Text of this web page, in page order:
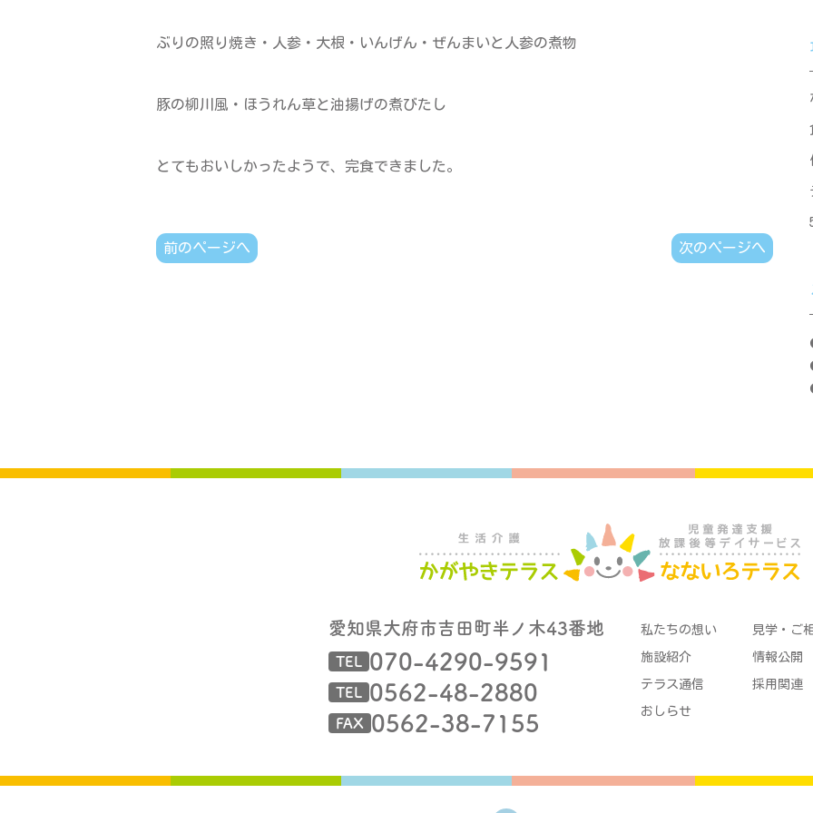
ぶりの照り焼き・人参・大根・いんげん・ぜんまいと人参の煮物
豚の柳川風・ほうれん草と油揚げの煮びたし
とてもおいしかったようで、完食できました。
前のページへ 次のページへ
愛知県大府市吉田町半ノ木43番地
TEL 070-4290-9591
TEL 0562-48-2880
FAX 0562-38-7155
私たちの想い 見学・ご
施設紹介 情報公開
テラス通信 採用関連
おしらせ